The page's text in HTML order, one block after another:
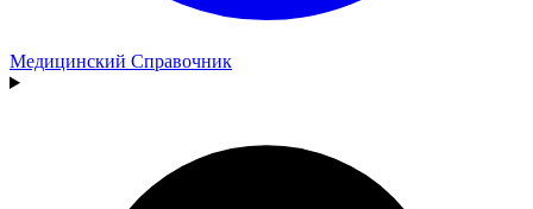
Медицинский Справочник